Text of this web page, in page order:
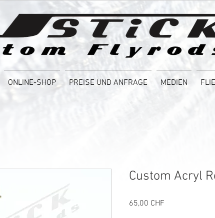
ONLINE-SHOP PREISE UND ANFRAGE MEDIEN
Custom Acryl
65,00 CHF